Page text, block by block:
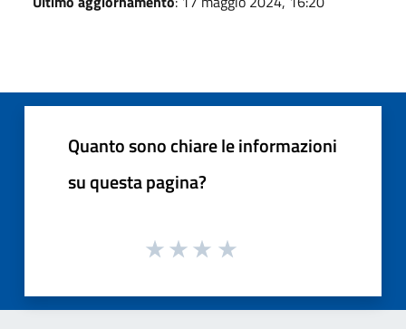
Quanto sono chiare le informazioni
su questa pagina?